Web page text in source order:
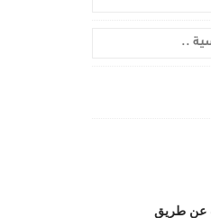
عن طريق